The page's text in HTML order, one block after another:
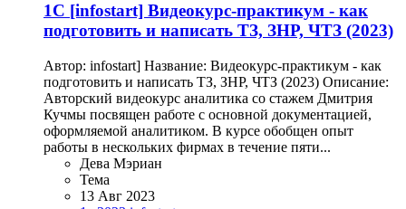
1C [infostart] Видеокурс-практикум - как
подготовить и написать ТЗ, ЗНР, ЧТЗ (2023)
Автор: infostart] Название: Видеокурс-практикум - как
подготовить и написать ТЗ, ЗНР, ЧТЗ (2023) Описание:
Авторский видеокурс аналитика со стажем Дмитрия
Кучмы посвящен работе с основной документацией,
оформляемой аналитиком. В курсе обобщен опыт
работы в нескольких фирмах в течение пяти...
Дева Мэриан
Тема
13 Авг 2023